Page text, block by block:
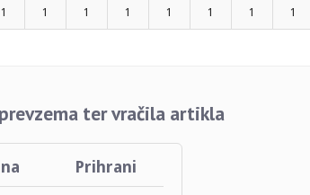
1 1 1 1 1 1 1 1
ter vračila artikla
Prihrani